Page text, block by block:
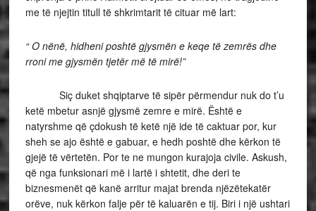
me të njejtin titull të shkrimtarit të cituar më lart:
“ O nënë, hidheni poshtë gjysmën e keqe të zemrës dhe
rroni me gjysmën tjetër më të mirë!”
Siç duket shqiptarve të sipër përmendur nuk do t’u
ketë mbetur asnjë gjysmë zemre e mirë. Është e
natyrshme që çdokush të ketë një ide të caktuar por, kur
sheh se ajo është e gabuar, e hedh poshtë dhe kërkon të
gjejë të vërtetën. Por te ne mungon kurajoja civile. Askush,
që nga funksionari më i lartë i shtetit, dhe deri te
biznesmenët që kanë arritur majat brenda njëzëtekatër
orëve, nuk kërkon falje për të kaluarën e tij. Biri i një ushtari